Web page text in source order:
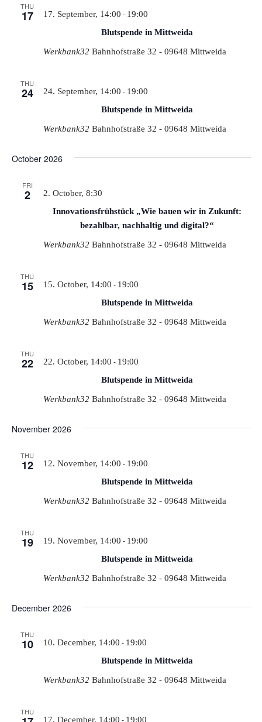
THU
17
Blutspende in Mittweida
17. September, 14:00 - 19:00
Werkbank32 Bahnhofstraße 32 - 09648 Mittweida
THU
24
Blutspende in Mittweida
24. September, 14:00 - 19:00
Werkbank32 Bahnhofstraße 32 - 09648 Mittweida
October 2026
FRI
2
Innovationsfrühstück „Wie bauen wir in Zukunft:
bezahlbar, nachhaltig und digital?“
2. October, 8:30
Werkbank32 Bahnhofstraße 32 - 09648 Mittweida
THU
15
Blutspende in Mittweida
15. October, 14:00 - 19:00
Werkbank32 Bahnhofstraße 32 - 09648 Mittweida
THU
22
Blutspende in Mittweida
22. October, 14:00 - 19:00
Werkbank32 Bahnhofstraße 32 - 09648 Mittweida
November 2026
THU
12
Blutspende in Mittweida
12. November, 14:00 - 19:00
Werkbank32 Bahnhofstraße 32 - 09648 Mittweida
THU
19
Blutspende in Mittweida
19. November, 14:00 - 19:00
Werkbank32 Bahnhofstraße 32 - 09648 Mittweida
December 2026
THU
10
Blutspende in Mittweida
10. December, 14:00 - 19:00
Werkbank32 Bahnhofstraße 32 - 09648 Mittweida
THU
17. December, 14:00 - 19:00